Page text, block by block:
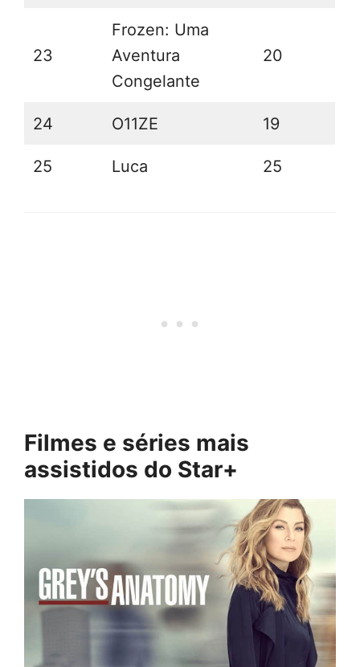
23
Frozen: Uma
Aventura
Congelante
20
24 O11ZE 19
25 Luca 25
Filmes e séries mais
assistidos do Star+